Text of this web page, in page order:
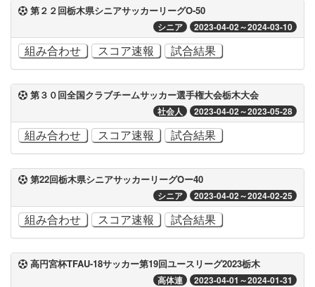
第２２回栃木県シニアサッカーリーグO-50
シニア 2023-04-02～2024-03-10
組み合わせ スコア速報 試合結果
第３０回全国クラブチームサッカー選手権大会栃木大会
社会人 2023-04-02～2023-05-28
組み合わせ スコア速報 試合結果
第22回栃木県シニアサッカーリーグOー40
シニア 2023-04-02～2024-02-25
組み合わせ スコア速報 試合結果
高円宮杯TFAU-18サッカー第19回ユースリーグ2023栃木
高体連 2023-04-01～2024-01-31